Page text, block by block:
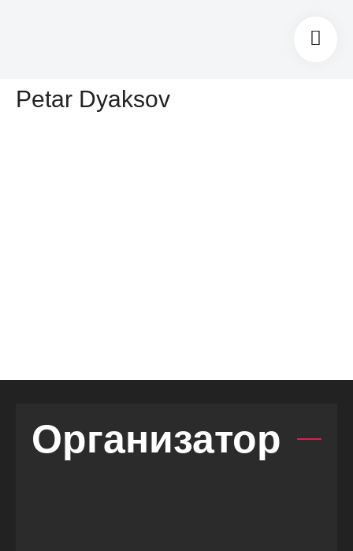
Petar Dyaksov
Организатор